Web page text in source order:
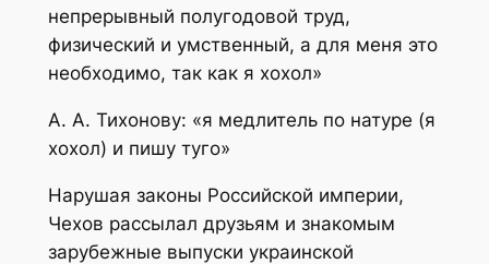
непрерывный полугодовой труд,
физический и умственный, а для меня это
необходимо, так как я хохол»
А. А. Тихонову: «я медлитель по натуре (я
хохол) и пишу туго»
Нарушая законы Российской империи,
Чехов рассылал друзьям и знакомым
зарубежные выпуски украинской